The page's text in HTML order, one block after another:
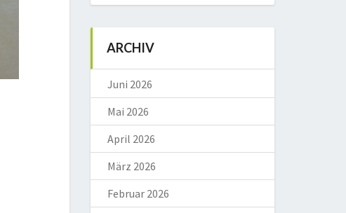
ARCHIV
Juni 2026
Mai 2026
April 2026
März 2026
Februar 2026